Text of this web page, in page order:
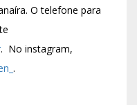
O telefone para
. No instagram,
.